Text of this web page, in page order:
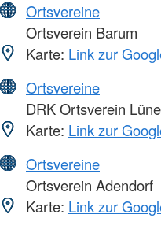
Ortsvereine
Ortsverein Barum
Karte: Link zur
Ortsvereine
DRK Ortsverein
Karte: Link zur
Ortsvereine
Ortsverein Adendorf
Karte: Link zur